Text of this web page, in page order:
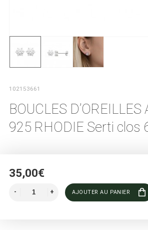
102153661
BOUCLES D’OREILLES
925 RHODIE Serti clos
35,00€
AJOUTER AU PANIER